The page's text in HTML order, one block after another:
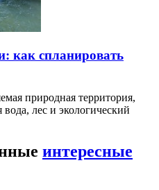
как спланировать
природная территория,
лес и экологический
интересные